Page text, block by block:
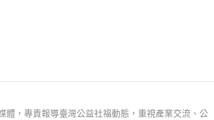
，專責報導臺灣公益社福動態，重視產業交流、公